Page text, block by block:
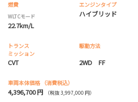
燃費
WLTCモード
22.7km/L
エンジンタイプ
ハイブリッド
トランス
ミッション
CVT
駆動方法
2WD FF
車両本体価格 （消費税込）
4,396,700 円 （税抜 3,997,000 円）